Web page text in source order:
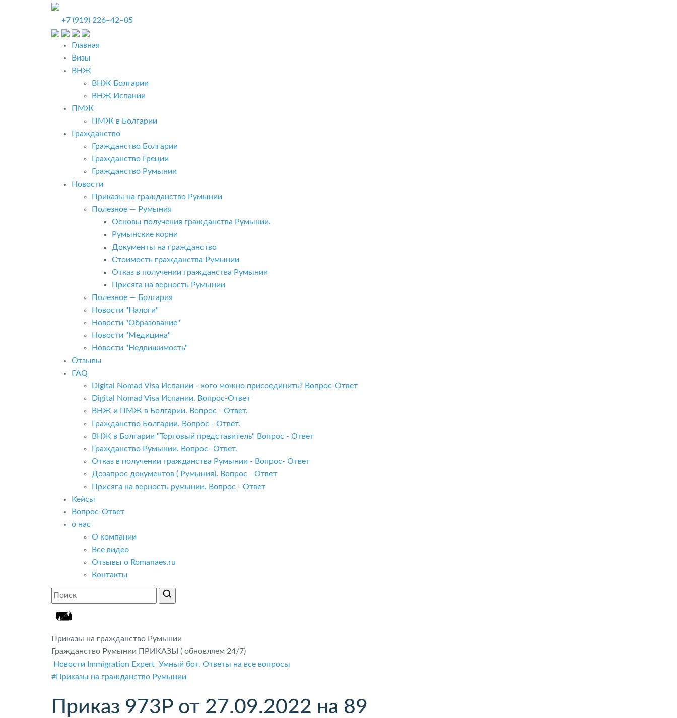
+7 (919) 226‒42‒05
Главная
Визы
ВНЖ
ВНЖ Болгарии
ВНЖ Испании
ПМЖ
ПМЖ в Болгарии
Гражданство
Гражданство Болгарии
Гражданство Греции
Гражданство Румынии
Новости
Приказы на гражданство Румынии
Полезное — Румыния
Основы получения гражданства Румынии.
Румынские корни
Документы на гражданство
Стоимость гражданства Румынии
Отказ в получении гражданства Румынии
Присяга на верность Румынии
Полезное — Болгария
Новости "Налоги"
Новости "Образование"
Новости "Медицина"
Новости "Недвижимость"
Отзывы
FAQ
Digital Nomad Visa Испании - кого можно присоединить? Вопрос-Ответ
Digital Nomad Visa Испании. Вопрос-Ответ
ВНЖ и ПМЖ в Болгарии. Вопрос - Ответ.
Гражданство Болгарии. Вопрос - Ответ.
ВНЖ в Болгарии "Торговый представитель" Вопрос - Ответ
Гражданство Румынии. Вопрос- Ответ.
Отказ в получении гражданства Румынии - Вопрос- Ответ
Дозапрос документов ( Румыния). Вопрос - Ответ
Присяга на верность румынии. Вопрос - Ответ
Кейсы
Вопрос-Ответ
о нас
О компании
Все видео
Отзывы о Romanaes.ru
Контакты
Приказы на гражданство Румынии
Гражданство Румынии ПРИКАЗЫ ( обновляем 24/7)
Новости Immigration Expert Умный бот. Ответы на все вопросы
#Приказы на гражданство Румынии
Приказ 973P от 27.09.2022 на 89